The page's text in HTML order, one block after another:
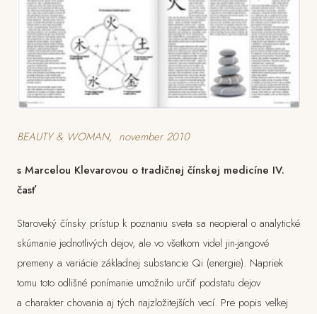
BEAUTY & WOMAN, november 2010
s Marcelou Klevarovou o tradičnej čínskej medicíne IV.
časť
Staroveký čínsky prístup k poznaniu sveta sa neopieral o analytické
skúmanie jednotlivých dejov, ale vo všetkom videl jin-jangové
premeny a variácie základnej substancie Qi (energie). Napriek
tomu toto odlišné ponímanie umožnilo určiť podstatu dejov
a charakter chovania aj tých najzložitejších vecí. Pre popis veľkej